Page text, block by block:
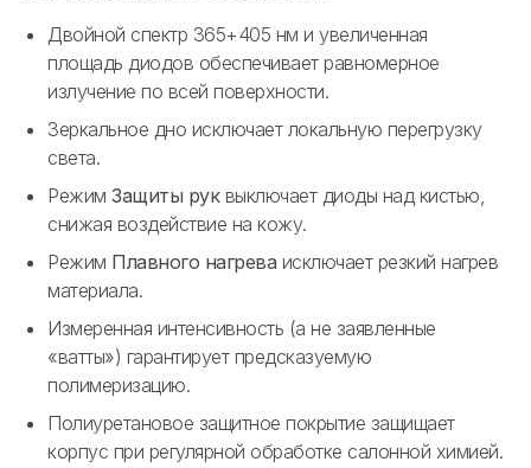
Двойной спектр 365+405 нм и увеличенная
площадь диодов обеспечивает равномерное
излучение по всей поверхности.
Зеркальное дно исключает локальную перегрузку
света.
Режим Защиты руквыключает диоды над кистью,
снижая воздействие на кожу.
Режим Плавного нагрева исключает резкий нагрев
материала.
Измеренная интенсивность (а не заявленные
«ватты») гарантирует предсказуемую
полимеризацию.
Полиуретановое защитное покрытие защищает
корпус при регулярной обработке салонной химией.